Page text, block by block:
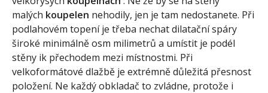
malých koupelen nehodily, jen je tam nedostanete. Při
podlahovém topení je třeba nechat dilatační spáry
široké minimálně osm milimetrů a umístit je podél
stěny ik přechodem mezi místnostmi. Při
velkoformátové dlažbě je extrémně důležitá přesnost
položení. Ne každý obkladač to zvládne, protože i